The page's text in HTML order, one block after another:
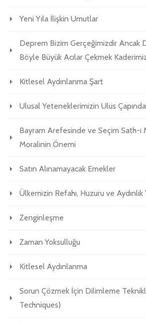
Yeni Yıla İlişkin Umutlar
Deprem Bizim Gerçeğimizdir Ancak
Böyle Büyük Acılar Çekmek
Kitlesel Aydınlanma Şart
Ulusal Yeteneklerimizin Ulus Çapında
Bayram Arefesinde ve Seçim Sath-ı
Moralinin Önemi
Satın Alınamayacak Emekler
Ülkemizin Refahı, Huzuru ve Aydınlık
Zenginleşme
Zaman Yoksulluğu
Kitlesel Aydınlanma
Sorun Çözmek İçin Dilimleme
Techniques)